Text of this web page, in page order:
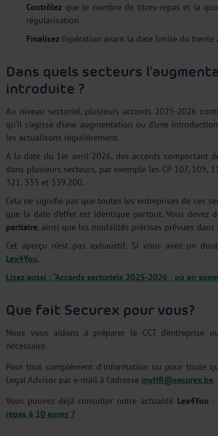
Contrôlez que le nombre de titres-repas et la
régularisation
Finalisez l’opération avant la date limite du
Dans quels secteurs
introduite ?
Au niveau sectoriel, plusieurs accords 2025-2026
qu’il s’agisse d’une augmentation ou d’une
les actualisons régulièrement.
À la date du 1er avril 2026, des accords comportant
dans plusieurs secteurs, par exemple les CP 107, 109,
321, 333 et 339.200.
Cela ne signifie pas que toutes les entreprises de ces
que la date d’effet est identique partout. Vous devez
paritaire, ainsi que les modalités précises prévues dans
Cet aperçu n’est pas exhaustif. Si vous avez un
Lex4You.
Lisez aussi : “Accords sectoriels 2025-2026 : où en
Que fait Securex pour vous ?
Nous vous aidons à préparer le CCT d’entreprise
nécessaire.
Pour tout complément d'information ou pour toute
Legal Advisor par e-mail à l'adresse myHR@securex.be.
Vous pouvez déjà consulter notre actualité Lex4You :
repas à 10 euros ?